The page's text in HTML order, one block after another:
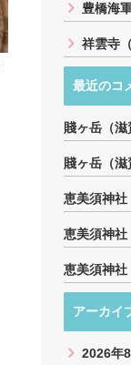
豊橋海
祥雲寺
最近のコ
賤ヶ岳（
賤ヶ岳（
恵美須神社
恵美須神社
恵美須神社
アーカイ
2026年8